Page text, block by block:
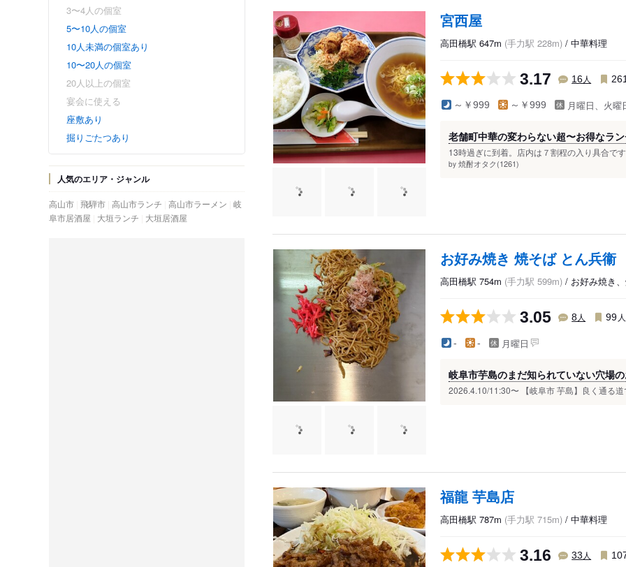
3〜4人の個室
5〜10人の個室
10人未満の個室あり
10〜20人の個室
20人以上の個室
宴会に使える
座敷あり
掘りごたつあり
人気のエリア・ジャンル
高山市 飛騨市 高山市ランチ 高山市ラーメン 岐
阜市居酒屋
大垣ランチ 大垣居酒屋
宮西屋
高田橋駅 647m (手力駅 228m) / 中華料理
3.17 16人
～￥999 ～￥999 月曜日、火曜
老舗町中華の変わらない超〜お得なラ
13時過ぎに到着。店内は７割程の入り具合で
by 焼酎オタク(1261)
お好み焼き 焼そば とん兵衞
高田橋駅 754m (手力駅 599m) / お好み焼き
3.05 8人 99 人
- - 月曜日
岐阜市芋島のまだ知られていない穴場
2026.4.10/11:30〜 【岐阜市 芋島】良く通る
福龍 芋島店
高田橋駅 787m (手力駅 715m) / 中華料理
3.16 33 人